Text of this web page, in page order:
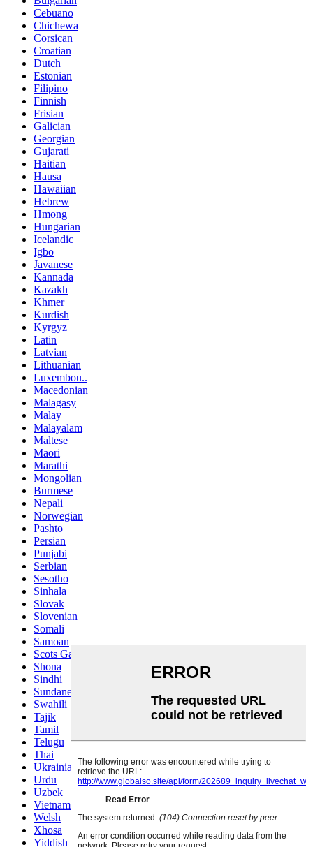
Cebuano
Chichewa
Corsican
Croatian
Dutch
Estonian
Filipino
Finnish
Frisian
Galician
Georgian
Gujarati
Haitian
Hausa
Hawaiian
Hebrew
Hmong
Hungarian
Icelandic
Igbo
Javanese
Kannada
Kazakh
Khmer
Kurdish
Kyrgyz
Latin
Latvian
Lithuanian
Luxembou..
Macedonian
Malagasy
Malay
Malayalam
Maltese
Maori
Marathi
Mongolian
Burmese
Nepali
Norwegian
Pashto
Persian
Punjabi
Serbian
Sesotho
Sinhala
Slovak
Slovenian
Somali
Samoan
Scots Gaelic
Shona
Sindhi
Sundanese
Swahili
Tajik
Tamil
Telugu
Thai
Ukrainian
Urdu
Uzbek
Vietnamese
Welsh
Xhosa
Yiddish